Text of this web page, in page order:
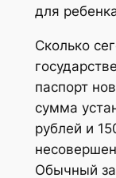
для
Сколько
паспорт
сумма
рублей и
Обычный